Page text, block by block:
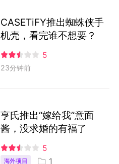
CASETiFY推出蜘蛛侠手
机壳，看完谁不想要？
5
23分钟前
亨氏推出“嫁给我”意面
酱，没求婚的有福了
5
海外项目 1